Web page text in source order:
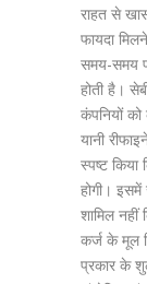
राहत से
फायदा
समय-समय
होती है।
कंपनियों को
यानी
स्पष्ट
होगी।
शामिल
कर्ज के मूल
प्रकार के